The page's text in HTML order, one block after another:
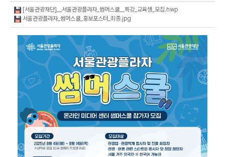
[서울관광재단]__서울관광플라자_썸머스쿨__특강_교육생_모집.hwp
서울관광플라자_썸머스쿨_홍보포스터_최종.jpg